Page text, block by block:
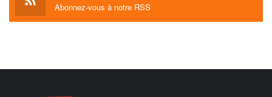
Abonnez-vous à notre RSS